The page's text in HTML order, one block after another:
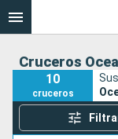
Cruceros
10
cruceros